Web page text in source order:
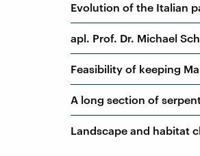
Evolution of the Italian
apl. Prof. Dr. Michael
Feasibility of keeping
A long section of
Landscape and habitat